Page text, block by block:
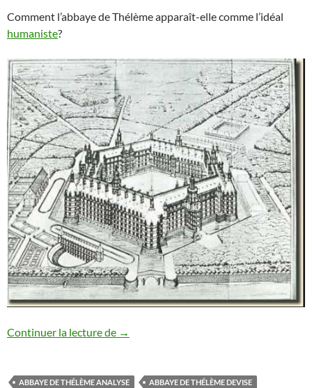
Comment l’abbaye de Thélème apparaît-elle comme l’idéal
humaniste?
Continuer la lecture de THELEME
→
ABBAYE DE THÉLÈME ANALYSE
ABBAYE DE THÉLÈME DEVISE